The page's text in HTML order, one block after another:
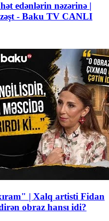
edənlərin nəzərinə |
- Baku TV CANLI
| Xalq artisti Fidan
obraz hansı idi?